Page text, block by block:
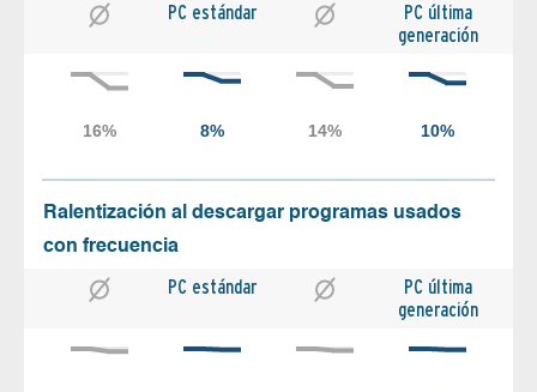
PC estándar
PC última
generación
Ralentización al descargar programas usados
con frecuencia
PC estándar
PC última
generación